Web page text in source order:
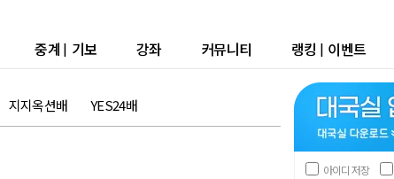
중계 | 기보 강좌 커뮤니티 랭킹 | 이벤트
지지옥션배 YES24배
아이디 저장